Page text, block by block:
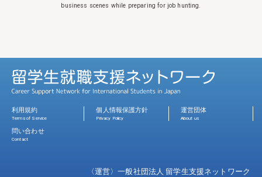
business scenes while preparing for job hunting.
利用規約
Terms of Service
個人情報保護方針
Privacy Policy
運営団体
About us
問い合わせ
Contact
〈運営〉一般社団法人 留学生支援ネットワーク